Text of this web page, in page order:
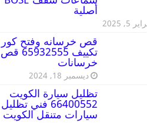
أصلية
5, 2025
قص خرسانه وفتح كور
تكييف 65932555 قص
خرسانات
ديسمبر 18, 2024
تظليل سيارة الكويت
66400552 فني تظليل
سيارات متنقل الكويت